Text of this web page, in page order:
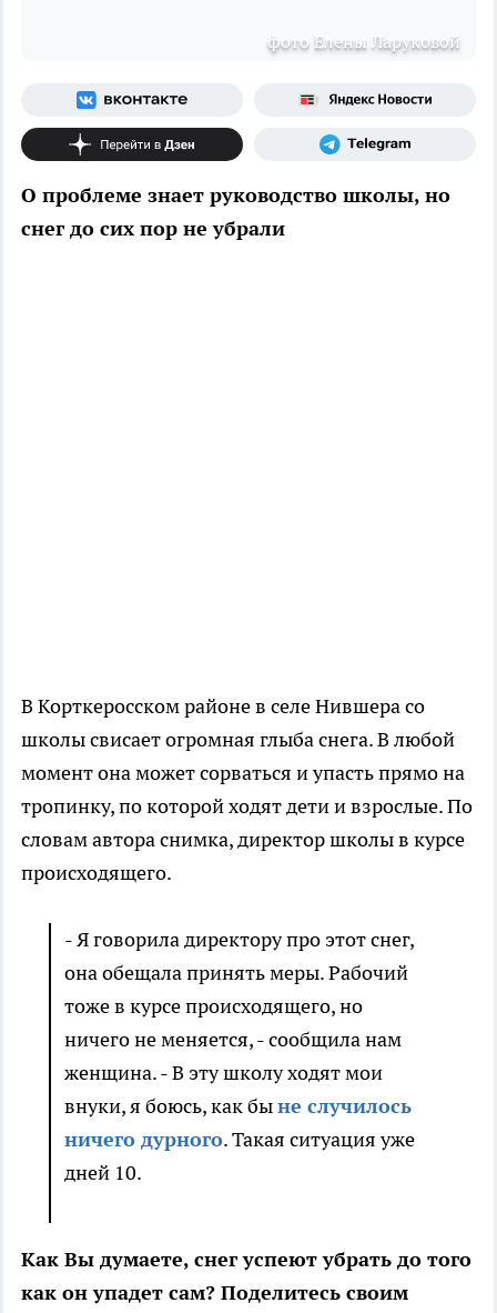
фото Елены Ларуковой
О проблеме знает руководство школы, но
снег до сих пор не убрали
В Корткеросском районе в селе Нившера со
школы свисает огромная глыба снега. В любой
момент она может сорваться и упасть прямо на
тропинку, по которой ходят дети и взрослые. По
словам автора снимка, директор школы в курсе
происходящего.
- Я говорила директору про этот снег,
она обещала принять меры. Рабочий
тоже в курсе происходящего, но
ничего не меняется, - сообщила нам
женщина. - В эту школу ходят мои
внуки, я боюсь, как быне случилось
ничего дурного. Такая ситуация уже
дней 10.
Как Вы думаете, снег успеют убрать до того
как он упадет сам? Поделитесь своим